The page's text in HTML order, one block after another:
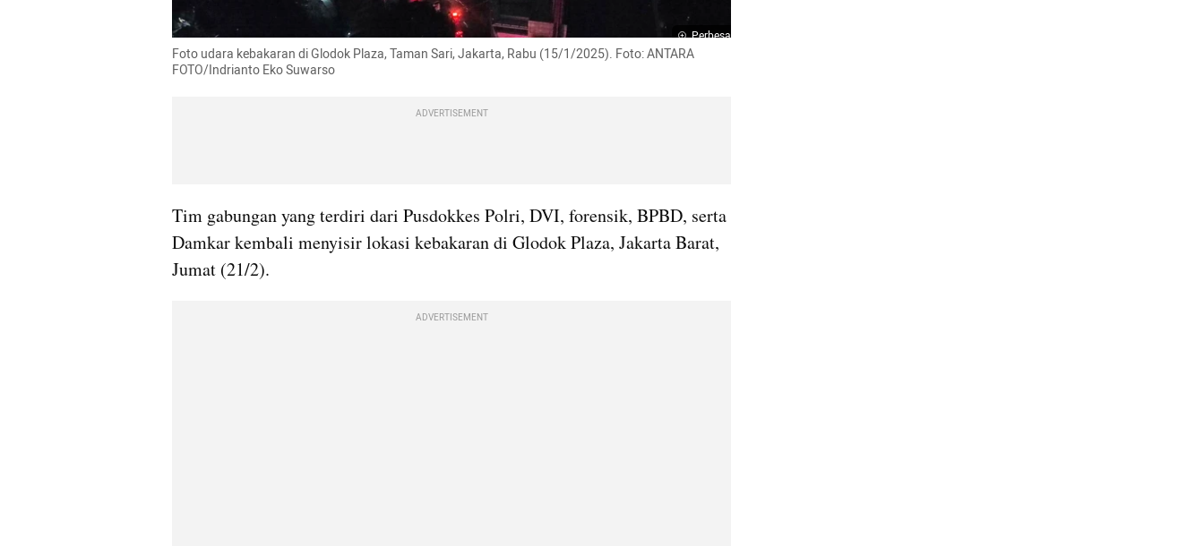
Perbesar
Foto udara kebakaran di Glodok Plaza, Taman Sari, Jakarta, Rabu (15/1/2025). Foto: ANTARA
FOTO/Indrianto Eko Suwarso
ADVERTISEMENT
Tim gabungan yang terdiri dari Pusdokkes Polri, DVI, forensik, BPBD, serta
Damkar kembali menyisir lokasi kebakaran di Glodok Plaza, Jakarta Barat,
Jumat (21/2).
ADVERTISEMENT